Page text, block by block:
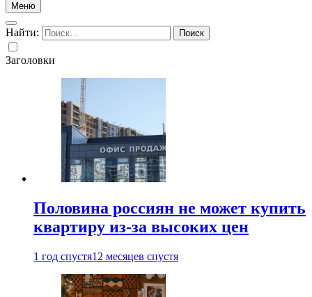
Меню
Найти:
Заголовки
Половина россиян не может купить
квартиру из-за высоких цен
1 год спустя12 месяцев спустя